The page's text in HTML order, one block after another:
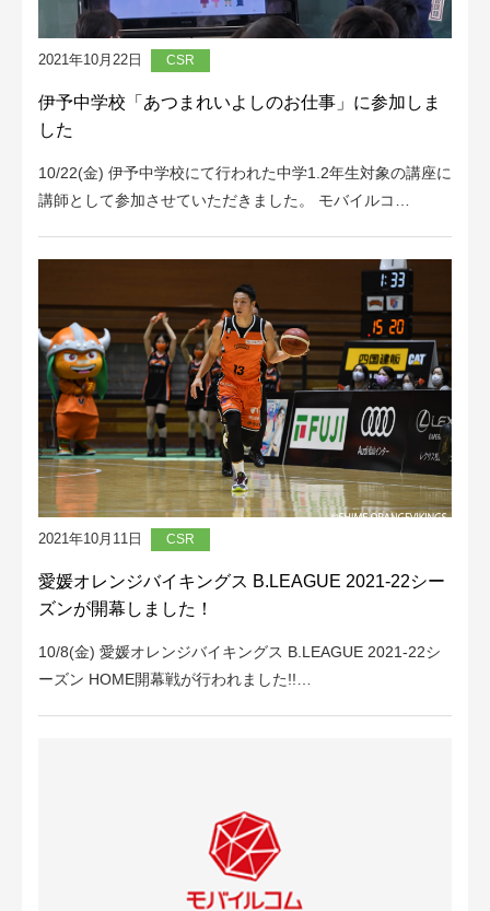
2021年10月22日 CSR
伊予中学校「あつまれいよしのお仕事」に参加しま
した
10/22(金) 伊予中学校にて行われた中学1.2年生対象の講座に
講師として参加させていただきました。 モバイルコ…
2021年10月11日 CSR
愛媛オレンジバイキングス B.LEAGUE 2021-22シー
ズンが開幕しました！
10/8(金) 愛媛オレンジバイキングス B.LEAGUE 2021-22シ
ーズン HOME開幕戦が行われました!!…